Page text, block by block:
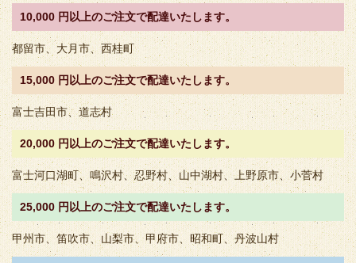
10,000 円以上のご注文で配達いたします。
都留市、大月市、西桂町
15,000 円以上のご注文で配達いたします。
富士吉田市、道志村
20,000 円以上のご注文で配達いたします。
富士河口湖町、鳴沢村、忍野村、山中湖村、上野原市、小菅村
25,000 円以上のご注文で配達いたします。
甲州市、笛吹市、山梨市、甲府市、昭和町、丹波山村